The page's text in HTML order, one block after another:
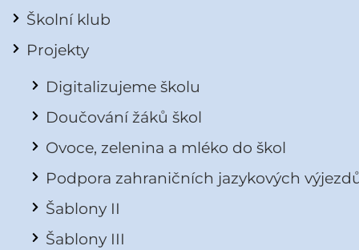
Školní klub
Projekty
Digitalizujeme školu
Doučování žáků škol
Ovoce, zelenina a mléko do škol
Podpora zahraničních jazykových
Šablony II
Šablony III